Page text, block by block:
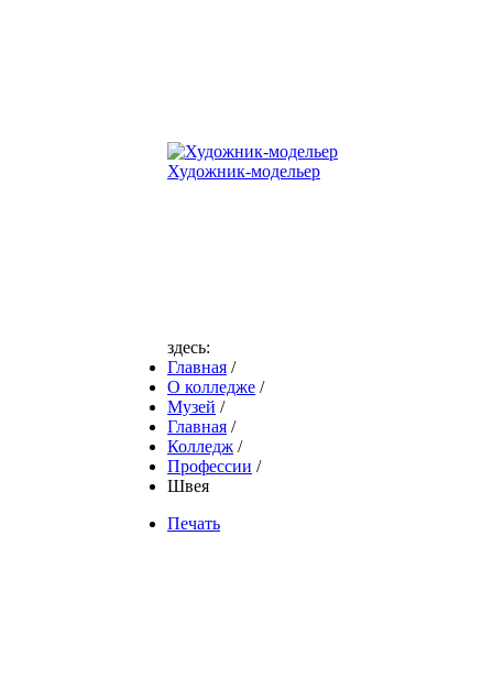
Художник-модельер
здесь:
Главная /
О колледже /
Музей /
Главная /
Колледж /
Профессии /
Швея
Печать